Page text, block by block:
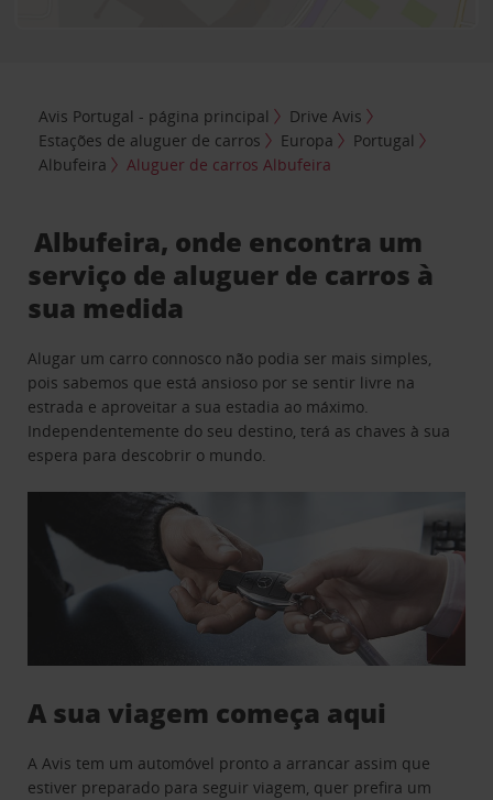
Avis Portugal - página principal
Drive Avis
Estações de aluguer de carros
Europa
Portugal
Albufeira
Aluguer de carros Albufeira
Albufeira, onde encontra um
serviço de aluguer de carros à
sua medida
Alugar um carro connosco não podia ser mais simples,
pois sabemos que está ansioso por se sentir livre na
estrada e aproveitar a sua estadia ao máximo.
Independentemente do seu destino, terá as chaves à sua
espera para descobrir o mundo.
A sua viagem começa aqui
A Avis tem um automóvel pronto a arrancar assim que
estiver preparado para seguir viagem, quer prefira um